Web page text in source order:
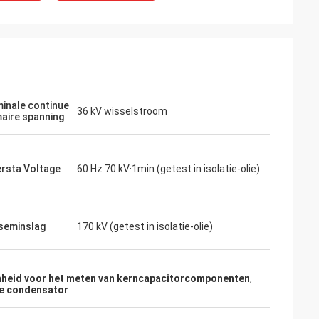
in verband
nodig
continue
spanning
36 kV wisselstroom
Voltage 60 Hz 70 kV·1min (getest in isolatie-olie)
170 kV (getest in isolatie-olie)
voor het meten van kerncapacitorcomponenten,
condensator